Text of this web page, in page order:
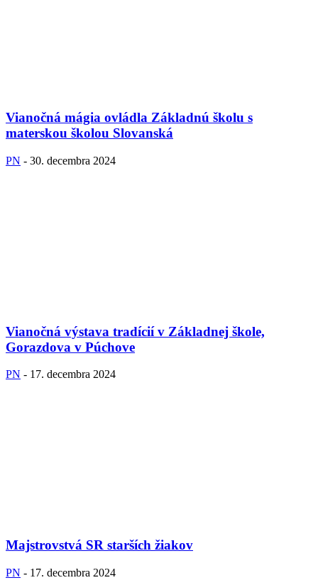
Vianočná mágia ovládla Základnú školu s
materskou školou Slovanská
PN - 30. decembra 2024
Vianočná výstava tradícií v Základnej škole,
Gorazdova v Púchove
PN - 17. decembra 2024
Majstrovstvá SR starších žiakov
PN - 17. decembra 2024